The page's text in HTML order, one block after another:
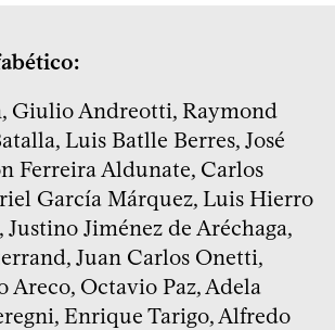
Giulio Andreotti, Raymond
Luis Batlle Berres, José
Ferreira Aldunate, Carlos
García Márquez, Luis Hierro
Jiménez de Aréchaga,
Juan Carlos Onetti,
Areco, Octavio Paz, Adela
Enrique Tarigo, Alfredo